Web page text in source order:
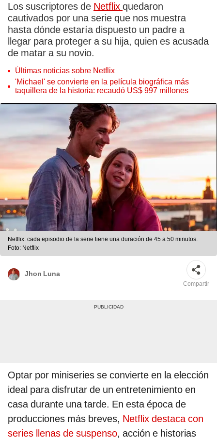
Los suscriptores de Netflix quedaron
cautivados por una serie que nos muestra
hasta dónde estaría dispuesto un padre a
llegar para proteger a su hija, quien es acusada
de matar a su novio.
Últimas noticias sobre Netflix
'Michael' se convierte en la película biográfica más
taquillera de la historia: recaudó US$ 997 millones
Netflix: cada episodio de la serie tiene una duración de 45 a 50 minutos.
Foto: Netflix
Jhon Luna
Compartir
Optar por miniseries se convierte en la elección
ideal para disfrutar de un entretenimiento en
casa durante una tarde. En esta época de
producciones más breves, Netflix destaca con
series llenas de suspenso, acción e historias